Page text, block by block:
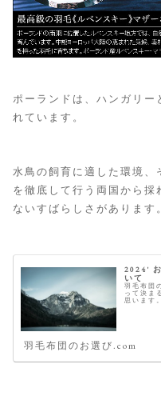
ポーランドは、ハンガリー
れています。
水鳥の飼育に適した環境、
を徹底して行う両国から採
ないすばらしさがあります。
2024'
いて
羽毛布団
って決ま
思います
羽毛布団のお選び.com